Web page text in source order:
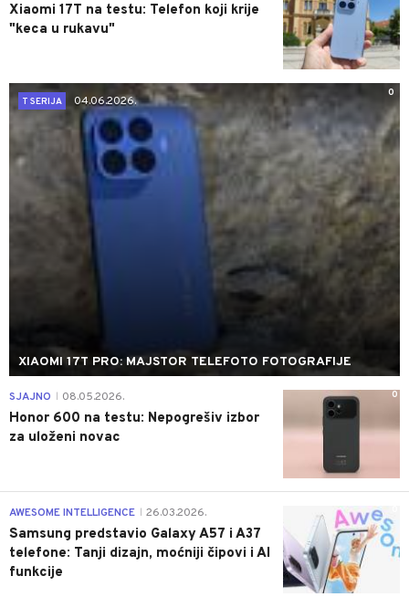
Xiaomi 17T na testu: Telefon koji krije
"keca u rukavu"
0
T SERIJA
04.06.2026.
XIAOMI 17T PRO: MAJSTOR TELEFOTO FOTOGRAFIJE
0
SJAJNO 08.05.2026.
Honor 600 na testu: Nepogrešiv izbor
za uloženi novac
AWESOME INTELLIGENCE 26.03.2026.
Samsung predstavio Galaxy A57 i A37
telefone: Tanji dizajn, moćniji čipovi i AI
funkcije